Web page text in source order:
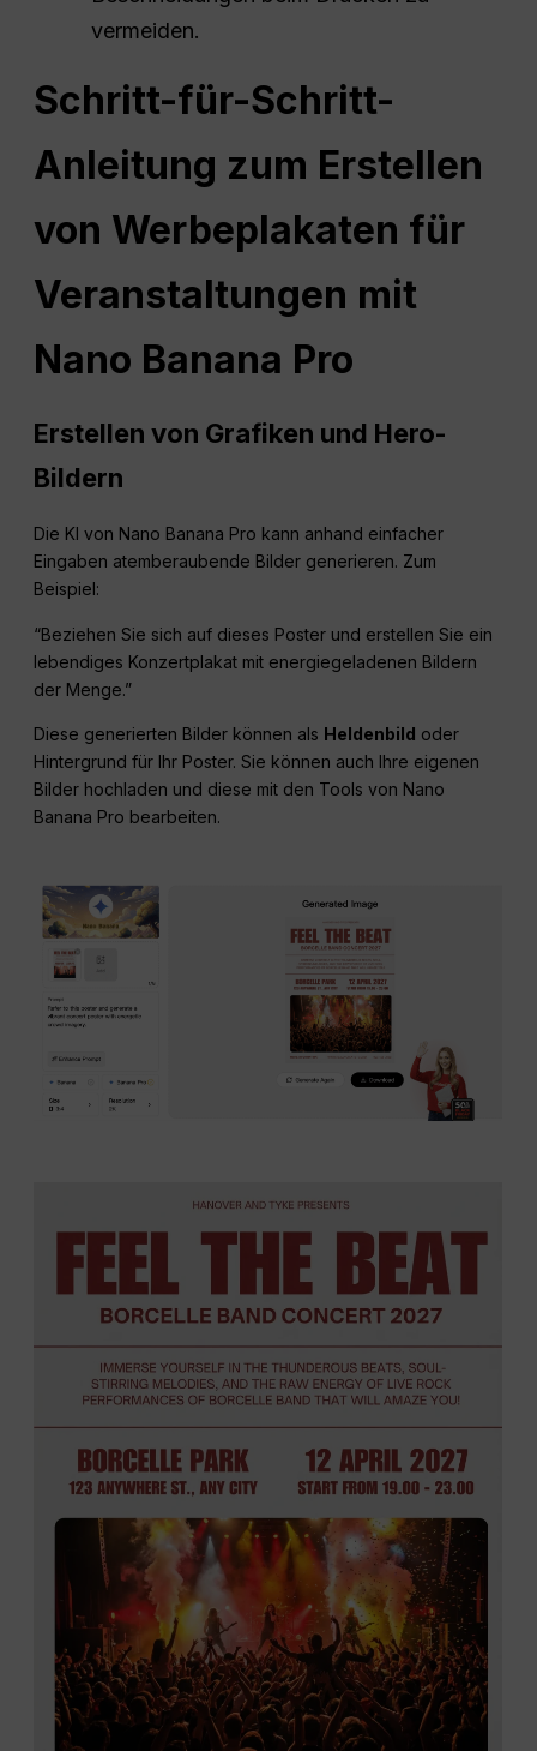
vermeiden.
Schritt-für-Schritt-
Anleitung zum Erstellen
von Werbeplakaten für
Veranstaltungen mit
Nano Banana Pro
Erstellen von Grafiken und Hero-
Bildern
Die KI von Nano Banana Pro kann anhand einfacher
Eingaben atemberaubende Bilder generieren. Zum
Beispiel:
“Beziehen Sie sich auf dieses Poster und erstellen Sie ein
lebendiges Konzertplakat mit energiegeladenen Bildern
der Menge.”
Diese generierten Bilder können als Heldenbild oder
Hintergrund für Ihr Poster. Sie können auch Ihre eigenen
Bilder hochladen und diese mit den Tools von Nano
Banana Pro bearbeiten.